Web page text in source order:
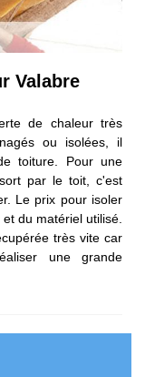
Valabre
de chaleur très
ou isolées, il
toiture. Pour une
par le toit, c'est
Le prix pour isoler
du matériel utilisé.
très vite car
une grande